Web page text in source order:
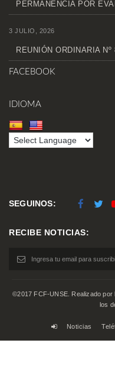
PERMANENCIA POR
3 JULIO, 2026
REUNIÓN ORDINARIA Nº
FACEBOOK
IDIOMA
SEGUINOS:
RECIBE NOTICIAS:
©2017 FCF-UNSE. Realizado por
los
Noticias